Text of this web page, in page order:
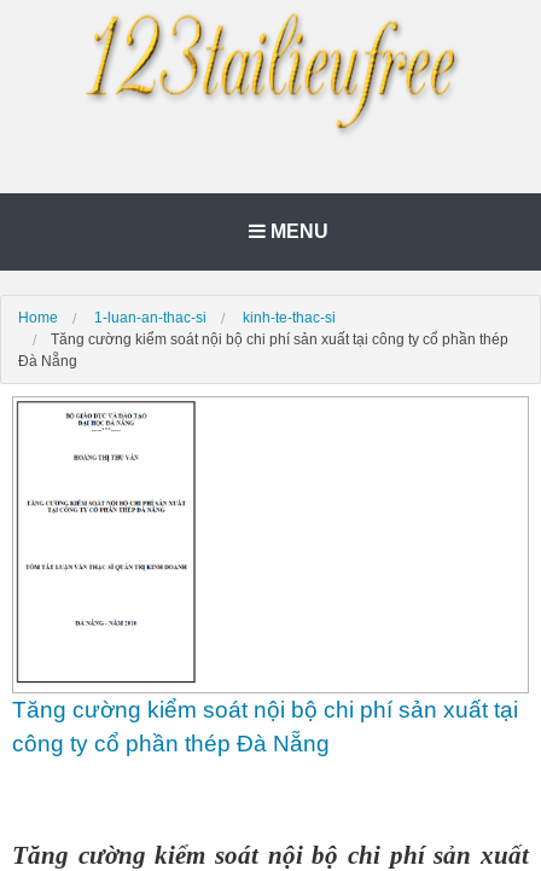
MENU
Home 1-luan-an-thac-si
kinh-te-thac-si
Tăng cường kiểm soát nội bộ chi phí sản xuất tại công ty cổ phần thép
Đà Nẵng
Tăng cường kiểm soát nội bộ chi phí sản xuất tại
công ty cổ phần thép Đà Nẵng
Tăng cường kiểm soát nội bộ chi phí sản xuất